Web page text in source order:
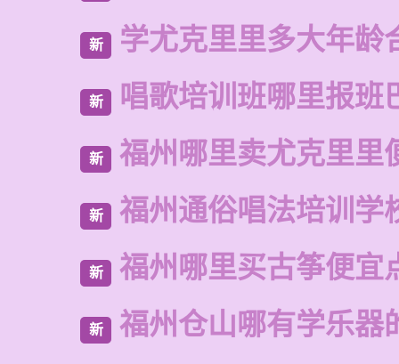
新 学尤克里里多大年龄
新 唱歌培训班哪里报班
新 福州哪里卖尤克里里
新 福州通俗唱法培训学
新 福州哪里买古筝便宜
新 福州仓山哪有学乐器